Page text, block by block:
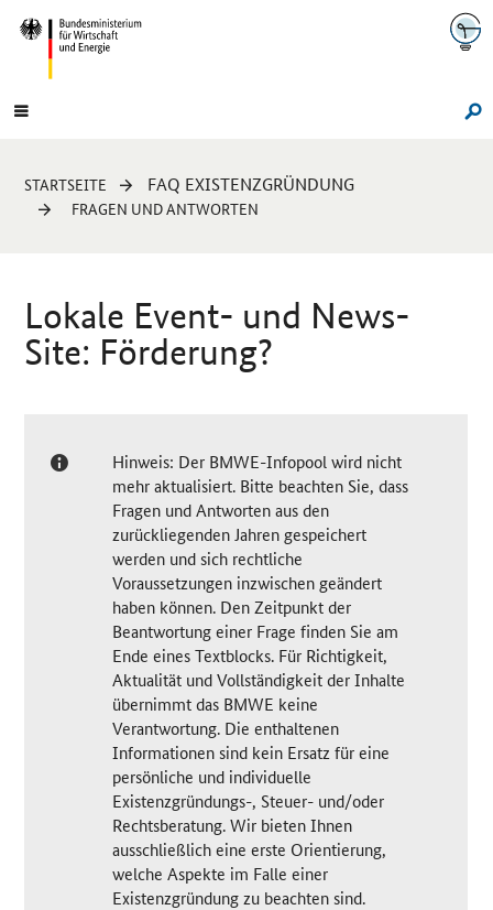
Navigation
Hauptmenü
Sie
sind
STARTSEITE FAQ EXISTENZGRÜNDUNG
FRAGEN UND ANTWORTEN
Lokale Event- und News-
Site: Förderung?
Hinweis: Der BMWE-Infopool wird nicht
mehr aktualisiert. Bitte beachten Sie, dass
Fragen und Antworten aus den
zurückliegenden Jahren gespeichert
werden und sich rechtliche
Voraussetzungen inzwischen geändert
haben können. Den Zeitpunkt der
Beantwortung einer Frage finden Sie am
Ende eines Textblocks. Für Richtigkeit,
Aktualität und Vollständigkeit der Inhalte
übernimmt das BMWE keine
Verantwortung. Die enthaltenen
Informationen sind kein Ersatz für eine
persönliche und individuelle
Existenzgründungs-, Steuer- und/oder
Rechtsberatung. Wir bieten Ihnen
ausschließlich eine erste Orientierung,
welche Aspekte im Falle einer
Existenzgründung zu beachten sind.